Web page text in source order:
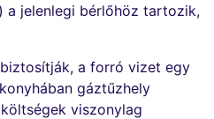
a jelenlegi bérlőhöz tartozik,
a forró vizet egy
gáztűzhely
viszonylag